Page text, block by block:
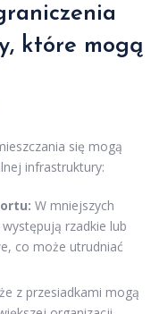
które mogą
się mogą
infrastruktury:
W mniejszych
rzadkie lub
co może utrudniać
z przesiadkami mogą